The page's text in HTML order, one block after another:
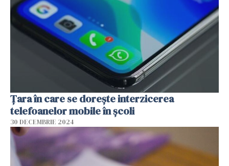
Țara în care se dorește interzicerea
telefoanelor mobile în școli
30 DECEMBRIE 2024